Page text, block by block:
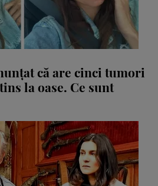
că are cinci tumori
la oase. Ce sunt